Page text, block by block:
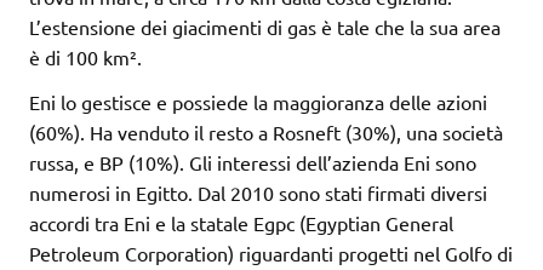
L’estensione dei giacimenti di gas è tale che la sua area
è di 100 km².
Eni lo gestisce e possiede la maggioranza delle azioni
(60%). Ha venduto il resto a Rosneft (30%), una società
russa, e BP (10%). Gli interessi dell’azienda Eni sono
numerosi in Egitto. Dal 2010 sono stati firmati diversi
accordi tra Eni e la statale Egpc (Egyptian General
Petroleum Corporation) riguardanti progetti nel Golfo di